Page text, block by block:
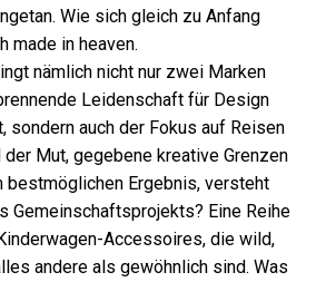
Wie sich gleich zu Anfang
made in heaven.
nämlich nicht nur zwei Marken
Leidenschaft für Design
sondern auch der Fokus auf Reisen
der Mut, gegebene kreative Grenzen
bestmöglichen Ergebnis, versteht
Gemeinschaftsprojekts? Eine Reihe
Accessoires, die wild,
andere als gewöhnlich sind. Was